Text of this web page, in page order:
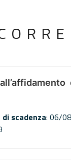
di scadenza: 06/